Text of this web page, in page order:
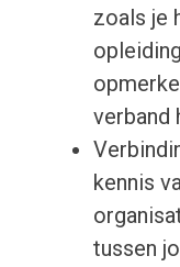
zoals je
verband
kennis
tussen